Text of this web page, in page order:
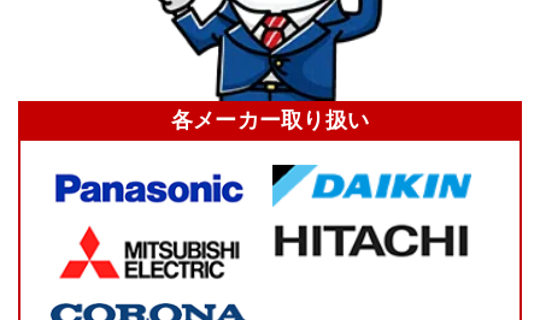
各メーカー取り扱い